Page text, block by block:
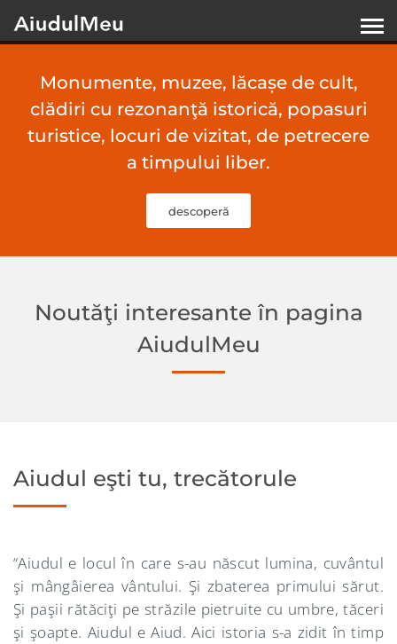
Monumente, muzee, lăcașe de cult,
clădiri cu rezonanţă istorică, popasuri
turistice, locuri de vizitat, de petrecere
a timpului liber.
descoperă
Noutăţi interesante în pagina
AiudulMeu
Aiudul eşti tu, trecătorule
“Aiudul e locul în care s-au născut lumina, cuvântul
şi mângâierea vântului. Şi zbaterea primului sărut.
Şi paşii rătăciţi pe străzile pietruite cu umbre, tăceri
şi şoapte. Aiudul e Aiud. Aici istoria s-a zidit în timp